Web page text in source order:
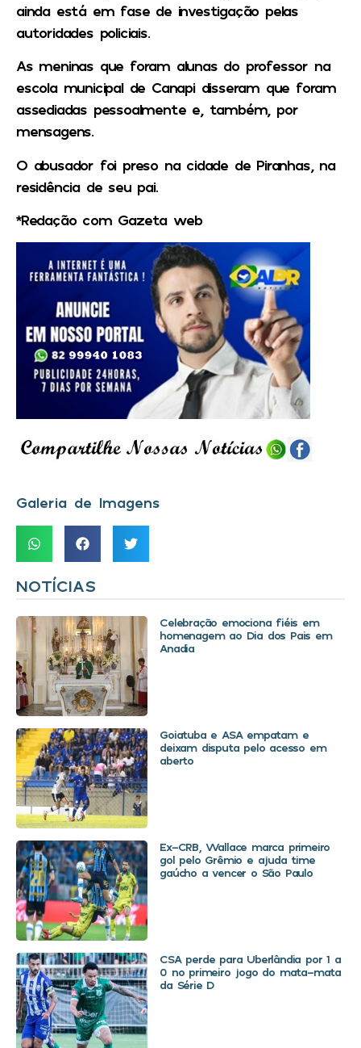
ainda está em fase de investigação pelas
autoridades policiais.
As meninas que foram alunas do professor na
escola municipal de Canapi disseram que foram
assediadas pessoalmente e, também, por
mensagens.
O abusador foi preso na cidade de Piranhas, na
residência de seu pai.
*Redação com Gazeta web
Galeria de Imagens
NOTÍCIAS
Celebração emociona fiéis em
homenagem ao Dia dos Pais em
Anadia
Goiatuba e ASA empatam e
deixam disputa pelo acesso em
aberto
Ex-CRB, Wallace marca primeiro
gol pelo Grêmio e ajuda time
gaúcho a vencer o São Paulo
CSA perde para Uberlândia por 1 a
0 no primeiro jogo do mata-mata
da Série D